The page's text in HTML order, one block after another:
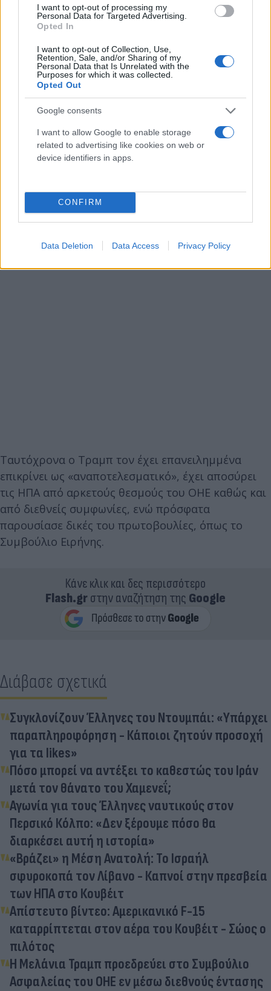
I want to opt-out of processing my
Personal Data for Targeted Advertising.
Opted In
I want to opt-out of Collection, Use,
Retention, Sale, and/or Sharing of my
Personal Data that Is Unrelated with the
Purposes for which it was collected.
Opted Out
Google consents
I want to allow Google to enable storage
related to advertising like cookies on web or
device identifiers in apps.
CONFIRM
Data Deletion Data Access Privacy Policy
του προέδρου Ντόναλντ Τραμπ και τα Ηνωμένα
Έθνη. Σύμφωνα με τον ΟΗΕ, οι ΗΠΑ χρωστούν στον
Ταυτόχρονα ο Τραμπ τον έχει επανειλημμένα
επικρίνει ως «αναποτελεσματικό», έχει αποσύρει
τις ΗΠΑ από αρκετούς θεσμούς του ΟΗΕ καθώς και
από διεθνείς συμφωνίες, ενώ πρόσφατα
παρουσίασε δικές του πρωτοβουλίες, όπως το
Συμβούλιο Ειρήνης.
Κάνε κλικ και δες περισσότερο
Flash.grστην αναζήτηση της Google
Διάβασε σχετικά
Συγκλονίζουν Έλληνες του Ντουμπάι: «Υπάρχει
παραπληροφόρηση - Κάποιοι ζητούν προσοχή
για τα likes»
Πόσο μπορεί να αντέξει το καθεστώς του Ιράν
μετά τον θάνατο του Χαμενεΐ;
Αγωνία για τους Έλληνες ναυτικούς στον
Περσικό Κόλπο: «Δεν ξέρουμε πόσο θα
διαρκέσει αυτή η ιστορία»
«Βράζει» η Μέση Ανατολή: Το Ισραήλ
σφυροκοπά τον Λίβανο - Καπνοί στην πρεσβεία
των ΗΠΑ στο Κουβέιτ
Απίστευτο βίντεο: Αμερικανικό F-15
καταρρίπτεται στον αέρα του Κουβέιτ - Σώος ο
πιλότος
Η Μελάνια Τραμπ προεδρεύει στο Συμβούλιο
Ασφαλείας του ΟΗΕ εν μέσω διεθνούς έντασης